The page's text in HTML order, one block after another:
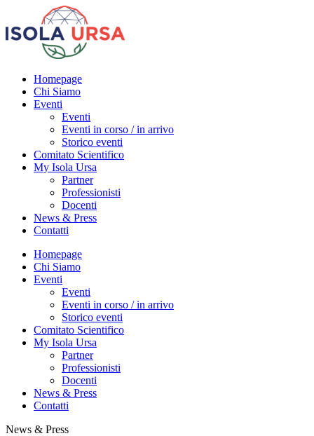
Homepage
Chi Siamo
Eventi
Eventi
Eventi in corso / in arrivo
Storico eventi
Comitato Scientifico
My Isola Ursa
Partner
Professionisti
Docenti
News & Press
Contatti
Homepage
Chi Siamo
Eventi
Eventi
Eventi in corso / in arrivo
Storico eventi
Comitato Scientifico
My Isola Ursa
Partner
Professionisti
Docenti
News & Press
Contatti
News & Press